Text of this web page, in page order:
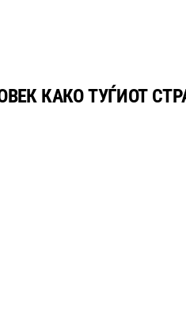
КАКО ТУЃИОТ